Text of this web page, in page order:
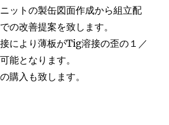
ットの製缶図面作成から組立配
の改善提案を致します。
により薄板がTig溶接の歪の１／
能となります。
購入も致します。